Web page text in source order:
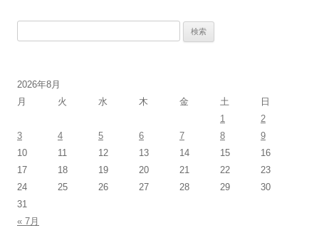
2026年8月
月
火 水 木 金 土
日
1
2
3
4 5 6 7 8
9
10
11 12 13 14 15
16
17
18 19 20 21 22
23
24
25 26 27 28 29
30
31
« 7月